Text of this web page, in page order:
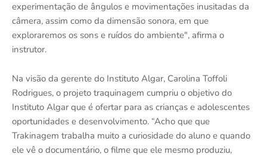
experimentação de ângulos e movimentações inusitadas da
câmera, assim como da dimensão sonora, em que
exploraremos os sons e ruídos do ambiente", afirma o
instrutor.
Na visão da gerente do Instituto Algar, Carolina Toffoli
Rodrigues, o projeto traquinagem cumpriu o objetivo do
Instituto Algar que é ofertar para as crianças e adolescentes
oportunidades e desenvolvimento. “Acho que que
Trakinagem trabalha muito a curiosidade do aluno e quando
ele vê o documentário, o filme que ele mesmo produziu,